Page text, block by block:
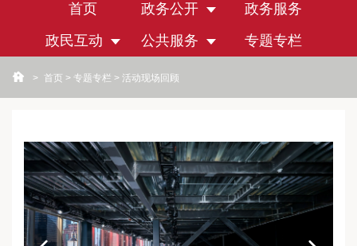
首页 政务公开
政务服务
政民互动
公共服务 专题专栏
> 首页 > 专题专栏 > 活动现场回顾